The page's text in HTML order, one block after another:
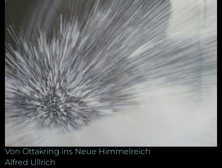
Von Ottakring ins Neue Himmelreich
Alfred Ullrich